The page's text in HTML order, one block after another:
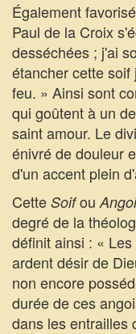
Également
Paul de la Croix
desséchées ; j'ai
étancher cette
feu. » Ainsi sont
qui goûtent à un
saint amour. Le
énivré de douleur
d'un accent plein
Cette Soifou
degré de la
définit ainsi : «
ardent désir de
non encore
durée de ces
dans les entrailles